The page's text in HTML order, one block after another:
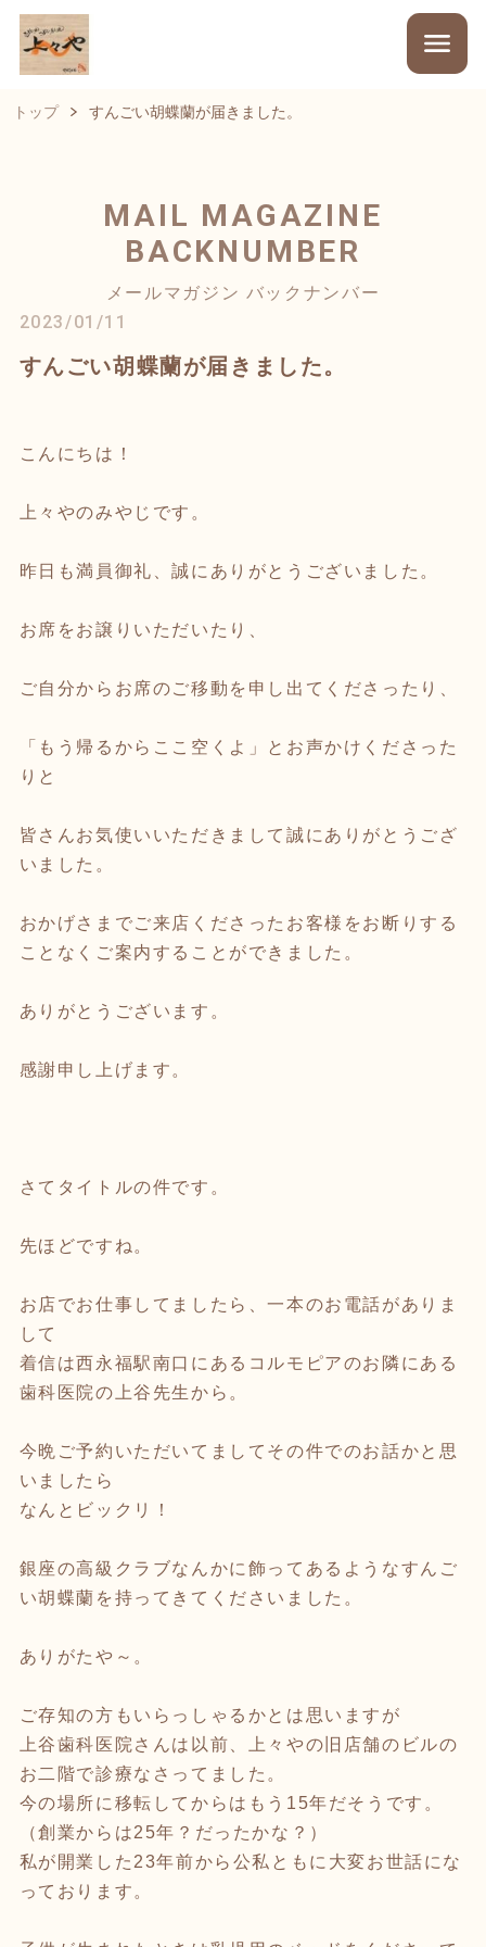
トップ すんごい胡蝶蘭が届きました。
MAIL MAGAZINE
BACKNUMBER
メールマガジン バックナンバー
2023/01/11
すんごい胡蝶蘭が届きました。
こんにちは！
上々やのみやじです。
昨日も満員御礼、誠にありがとうございました。
お席をお譲りいただいたり、
ご自分からお席のご移動を申し出てくださったり、
「もう帰るからここ空くよ」とお声かけくださった
りと
皆さんお気使いいただきまして誠にありがとうござ
いました。
おかげさまでご来店くださったお客様をお断りする
ことなくご案内することができました。
ありがとうございます。
感謝申し上げます。
さてタイトルの件です。
先ほどですね。
お店でお仕事してましたら、一本のお電話がありま
して
着信は西永福駅南口にあるコルモピアのお隣にある
歯科医院の上谷先生から。
今晩ご予約いただいてましてその件でのお話かと思
いましたら
なんとビックリ！
銀座の高級クラブなんかに飾ってあるようなすんご
い胡蝶蘭を持ってきてくださいました。
ありがたや～。
ご存知の方もいらっしゃるかとは思いますが
上谷歯科医院さんは以前、上々やの旧店舗のビルの
お二階で診療なさってました。
今の場所に移転してからはもう15年だそうです。
（創業からは25年？だったかな？）
私が開業した23年前から公私ともに大変お世話にな
っております。